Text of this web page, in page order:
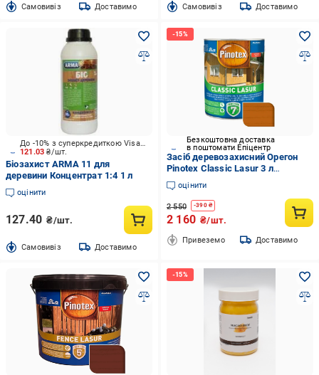
Cамовивіз Доставимо Cамовивіз Доставимо
121.03₴/шт.
До -10% з суперкредиткою Visa Вигода
Біозахист ARMA 11 для
деревини Концентрат 1:4 1 л
оцінити
127.40 ₴/шт.
Cамовивіз Доставимо
Безкоштовна доставка
в поштомати Епіцентр
Засіб деревозахисний Орегон
Pinotex Classic Lasur 3 л
(5308836)
оцінити
2 550 -390₴
2 160 ₴/шт.
Привеземо Доставимо